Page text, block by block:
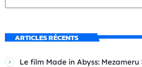
ARTICLES RÉCENTS
Le film Made in Abyss: Mezameru